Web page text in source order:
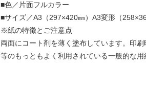
■色／片面フルカラー
■サイズ／A3（297×420㎜）A3変形（
※紙の特徴とご注意点
両面にコート剤を薄く塗布しています。印
等のもっともよく利用されている一般的な用